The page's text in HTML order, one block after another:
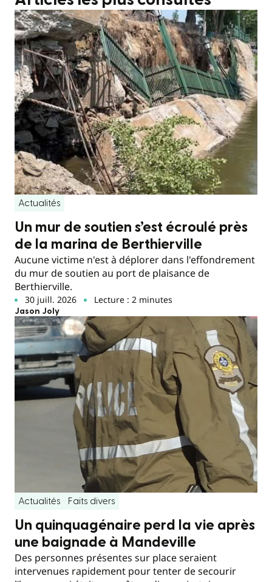
Actualités
Un mur de soutien s’est écroulé près
de la marina de Berthierville
Aucune victime n'est à déplorer dans l'effondrement
du mur de soutien au port de plaisance de
Berthierville.
30 juill. 2026 Lecture : 2 minutes
Jason Joly
Actualités Faits divers
Un quinquagénaire perd la vie après
une baignade à Mandeville
Des personnes présentes sur place seraient
intervenues rapidement pour tenter de secourir